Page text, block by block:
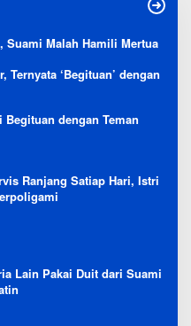
Suami Malah Hamili Mertua
Ternyata ‘Begituan’ dengan
Begituan dengan Teman
Ranjang Satiap Hari, Istri
Lain Pakai Duit dari Suami